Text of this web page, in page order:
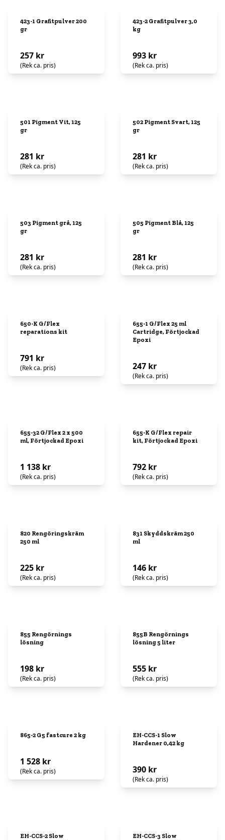
423-1 Grafitpulver 200
gr
257 kr
(Rek ca. pris)
423-2 Grafitpulver 3,0
kg
993 kr
(Rek ca. pris)
501 Pigment Vit, 125
gr
281 kr
(Rek ca. pris)
502 Pigment Svart, 125
gr
281 kr
(Rek ca. pris)
503 Pigment grå, 125
gr
281 kr
(Rek ca. pris)
505 Pigment Blå, 125
gr
281 kr
(Rek ca. pris)
650-K G/Flex
reparations kit
791 kr
(Rek ca. pris)
655-1 G/Flex 25 ml
Cartridge, Förtjockad
Epoxi
247 kr
(Rek ca. pris)
655-32 G/Flex 2 x 500
ml, Förtjockad Epoxi
1 138 kr
(Rek ca. pris)
655-K G/Flex repair
kit, Förtjockad Epoxi
792 kr
(Rek ca. pris)
820 Rengöringskräm
250 ml
225 kr
(Rek ca. pris)
831 Skyddskräm 250
ml
146 kr
(Rek ca. pris)
855 Rengörnings
lösning
198 kr
(Rek ca. pris)
855B Rengörnings
lösning 5 liter
555 kr
(Rek ca. pris)
865-2 G5 fastcure 2 kg
1 528 kr
(Rek ca. pris)
EH-CCS-1 Slow
Hardener 0,42 kg
390 kr
(Rek ca. pris)
EH-CCS-2 Slow
EH-CCS-3 Slow